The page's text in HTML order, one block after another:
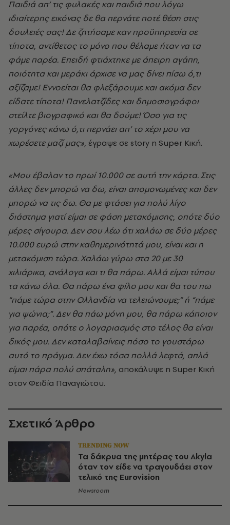
Παιδιά απ’ τις φυλακές και παιδιά που λόγω
ιδιαίτερης εικόνας δε θα περνάτε ποτέ θέση στις
δουλειές σας! Δε ζητήσαμε καν προϋπηρεσία σε
τίποτα, αντίθετος το μόνο που θέλαμε ήταν να τα
φάμε παρέα. Επειδή φτιάχτηκε με άπειρη αγάπη,
ποιότητα και μεράκι άρχισε να μας δίνει πίσω ό,τι
αξίζαμε! Εννοείται θα φλεξάρουμε και ακόμα δεν
είδατε τίποτα! Πανελατζίδες και δημοσιογράφοι
στείλτε βιογραφικό και θα δούμε! Όσο για τις
γοργόνες κάνω ό,τι περνάει απ’ το χέρι μου να
χωρέσετε μαζί μας», έγραψε σε story η Super Κική.
«Μου έβαλαν το πρωί 10.000 σε αυτή την κάρτα. Στις
άλλες δεν μπορώ να δω, είναι απομονωμένες και δεν
μπορώ να τις δω. Θα με φτάσει για πολύ λίγο
διάστημα γιατί είμαι σε φάση μετακόμισης, οπότε δύο
μέρες σίγουρα. Δεν σου λέω ότι χαλάω σε δύο μέρες
10.000 ευρώ στην καθημερινότητά μου, είναι και η
μετακόμιση τώρα. Χαλάω γύρω στα 20 με 30
χιλιάρικα, ανάλογα και τι θα πάρω. Αλλά είμαι τύπου
τα κάνω όλα. Θα πάρω ένα φίλο μου και θα του πω
“πάμε τώρα στην Ολλανδία να τελειώνουμε;” ή “πάμε
για ψώνια;”. Δεν θα πάω μόνη μου, θα πάρω κάποιον
για παρέα, οπότε ο λογαριασμός στο τέλος θα είναι
δικός μου. Δεν καταλαβαίνεις πόσο το γουστάρω
αυτό το πράγμα. Δεν έχω τόσα πολλά λεφτά, απλά
είμαι πάρα πολύ σπάταλη», αποκάλυψε η Super Κική
στον Φειδία Παναγιώτου.
Σχετικό Άρθρο
TRENDING NOW
Τα δάκρυα της μητέρας του Akyla
όταν τον είδε να τραγουδάει στον
τελικό της Eurovision
Newsroom